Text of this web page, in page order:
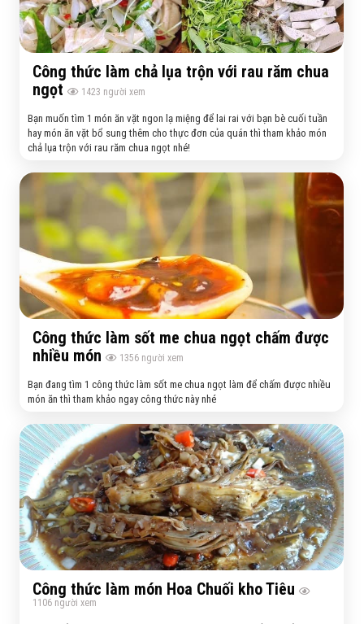
Công thức làm chả lụa trộn với rau răm chua
ngọt
1423 người xem
Bạn muốn tìm 1 món ăn vặt ngon lạ miệng để lai rai với bạn bè cuối tuần
hay món ăn vặt bổ sung thêm cho thực đơn của quán thì tham khảo món
chả lụa trộn với rau răm chua ngọt nhé!
Công thức làm sốt me chua ngọt chấm được
nhiều món
1356 người xem
Bạn đang tìm 1 công thức làm sốt me chua ngọt làm để chấm được nhiều
món ăn thì tham khảo ngay công thức này nhé
Công thức làm món Hoa Chuối kho Tiêu
1106 người xem